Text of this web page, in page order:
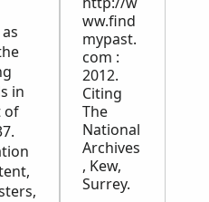
in
of
ww.find
mypast.
com :
2012.
Citing
The
National
Archives
, Kew,
Surrey.